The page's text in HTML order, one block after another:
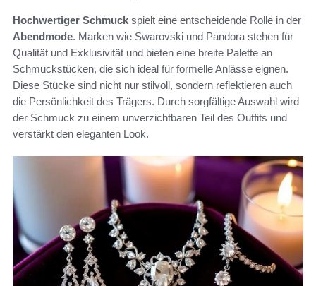
Hochwertiger Schmuck spielt eine entscheidende Rolle in der
Abendmode. Marken wie Swarovski und Pandora stehen für
Qualität und Exklusivität und bieten eine breite Palette an
Schmuckstücken, die sich ideal für formelle Anlässe eignen.
Diese Stücke sind nicht nur stilvoll, sondern reflektieren auch
die Persönlichkeit des Trägers. Durch sorgfältige Auswahl wird
der Schmuck zu einem unverzichtbaren Teil des Outfits und
verstärkt den eleganten Look.